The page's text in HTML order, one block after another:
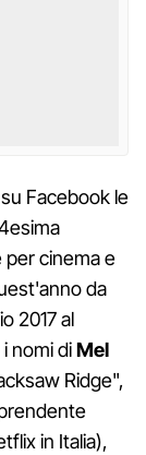
Facebook le
per cinema e
da
2017 al
nomi diMel
Ridge",
in Italia),